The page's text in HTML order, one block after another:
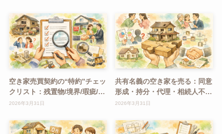
空き家売買契約の“特約”チェッ
クリスト：残置物/境界/瑕疵/引
渡し条件
2026年3月31日
共有名義の空き家を売る：同意
形成・持分・代理・相続人不明
の手順
2026年3月31日